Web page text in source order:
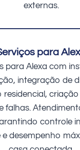
externas.
para
para Alexa com
integração de
falhas.
controle
desempenho